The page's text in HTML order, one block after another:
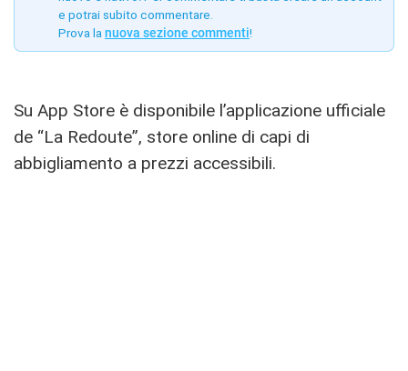
e potrai subito commentare.
Prova la nuova sezione commenti!
Su App Store è disponibile l’applicazione ufficiale
de “La Redoute”, store online di capi di
abbigliamento a prezzi accessibili.